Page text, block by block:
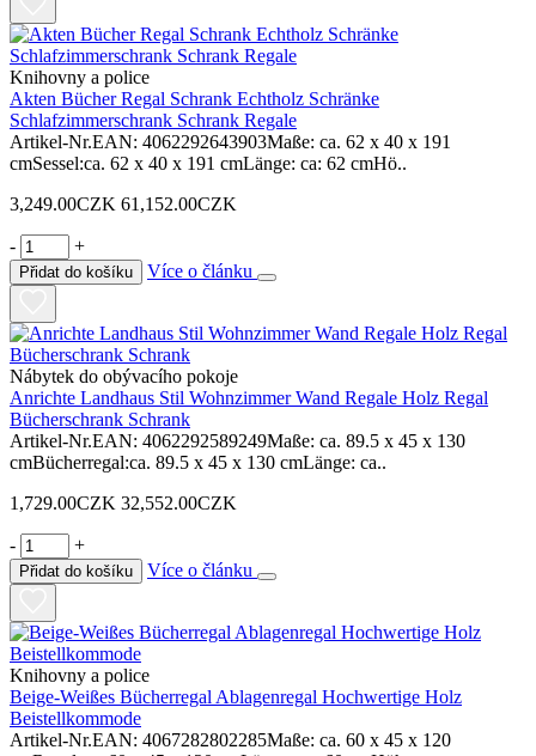
Knihovny a police
Akten Bücher Regal Schrank Echtholz Schränke
Schlafzimmerschrank Schrank Regale
Artikel-Nr.EAN: 4062292643903Maße: ca. 62 x 40 x 191
cmSessel:ca. 62 x 40 x 191 cmLänge: ca: 62 cmHö..
3,249.00CZK 61,152.00CZK
- +
Přidat do košíku Více o článku
Nábytek do obývacího pokoje
Anrichte Landhaus Stil Wohnzimmer Wand Regale Holz Regal
Bücherschrank Schrank
Artikel-Nr.EAN: 4062292589249Maße: ca. 89.5 x 45 x 130
cmBücherregal:ca. 89.5 x 45 x 130 cmLänge: ca..
1,729.00CZK 32,552.00CZK
- +
Přidat do košíku Více o článku
Knihovny a police
Beige-Weißes Bücherregal Ablagenregal Hochwertige Holz
Beistellkommode
Artikel-Nr.EAN: 4067282802285Maße: ca. 60 x 45 x 120